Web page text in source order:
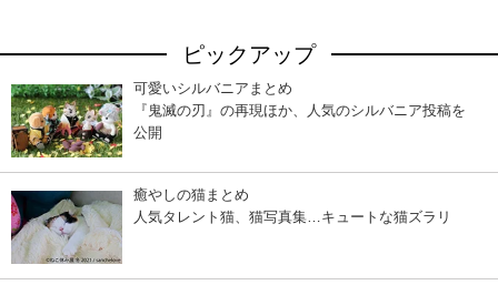
ピックアップ
可愛いシルバニアまとめ
『鬼滅の刃』の再現ほか、人気のシルバニア投稿を
公開
癒やしの猫まとめ
人気タレント猫、猫写真集…キュートな猫ズラリ